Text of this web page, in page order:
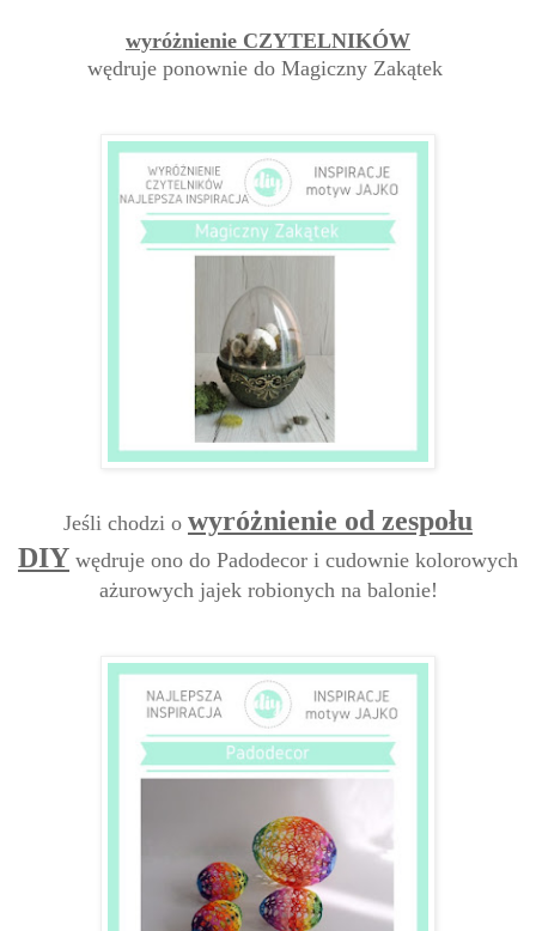
wyróżnienie CZYTELNIKÓW
wędruje ponownie do Magiczny Zakątek
Jeśli chodzi o wyróżnienie od zespołu
DIY wędruje ono do Padodecor i cudownie kolorowych
ażurowych jajek robionych na balonie!